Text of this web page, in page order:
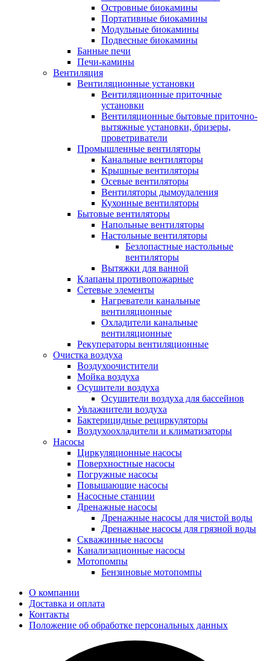
Островные биокамины
Портативные биокамины
Модульные биокамины
Подвесные биокамины
Банные печи
Печи-камины
Вентиляция
Вентиляционные установки
Вентиляционные приточные
установки
Вентиляционные бытовые приточно-
вытяжные установки, бризеры,
проветриватели
Промышленные вентиляторы
Канальные вентиляторы
Крышные вентиляторы
Осевые вентиляторы
Вентиляторы дымоудаления
Кухонные вентиляторы
Бытовые вентиляторы
Напольные вентиляторы
Настольные вентиляторы
Безлопастные настольные
вентиляторы
Вытяжки для ванной
Клапаны противопожарные
Сетевые элементы
Нагреватели канальные
вентиляционные
Охладители канальные
вентиляционные
Рекуператоры вентиляционные
Очистка воздуха
Воздухоочистители
Мойка воздуха
Осушители воздуха
Осушители воздуха для бассейнов
Увлажнители воздуха
Бактерицидные рециркуляторы
Воздухоохладители и климатизаторы
Насосы
Циркуляционные насосы
Поверхностные насосы
Погружные насосы
Повышающие насосы
Насосные станции
Дренажные насосы
Дренажные насосы для чистой воды
Дренажные насосы для грязной воды
Скважинные насосы
Канализационные насосы
Мотопомпы
Бензиновые мотопомпы
О компании
Доставка и оплата
Контакты
Положение об обработке персональных данных